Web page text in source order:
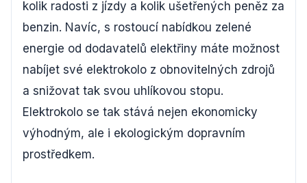
kolik radosti z jízdy a kolik ušetřených peněz za
benzin. Navíc, s rostoucí nabídkou zelené
energie od dodavatelů elektřiny máte možnost
nabíjet své elektrokolo z obnovitelných zdrojů
a snižovat tak svou uhlíkovou stopu.
Elektrokolo se tak stává nejen ekonomicky
výhodným, ale i ekologickým dopravním
prostředkem.